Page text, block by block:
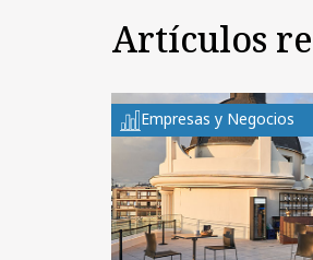
Artículos
Empresas y Negocios